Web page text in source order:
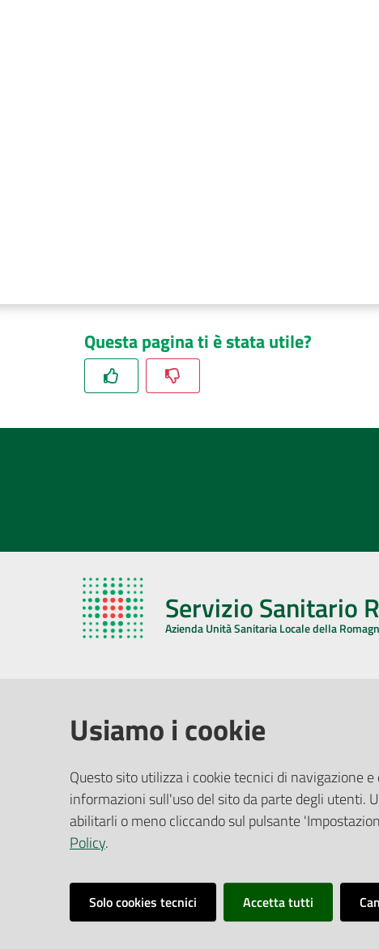
Questa pagina ti è stata utile?
Servizio Sanitario
Azienda Unità Sanitaria Locale della
Via De Gasperi, 8 - 48121 Ravenna (RA)
CF/P.IVA:02483810392
PEC:
azienda@pec.auslromagna.it
Ufficio
Riferimenti
Usiamo i cookie
Questo sito utilizza i cookie tecnici di navigazione
informazioni sull'uso del sito da parte degli utenti.
abilitarli o meno cliccando sul pulsante
Policy.
Solo cookies tecnici Accetta tutti